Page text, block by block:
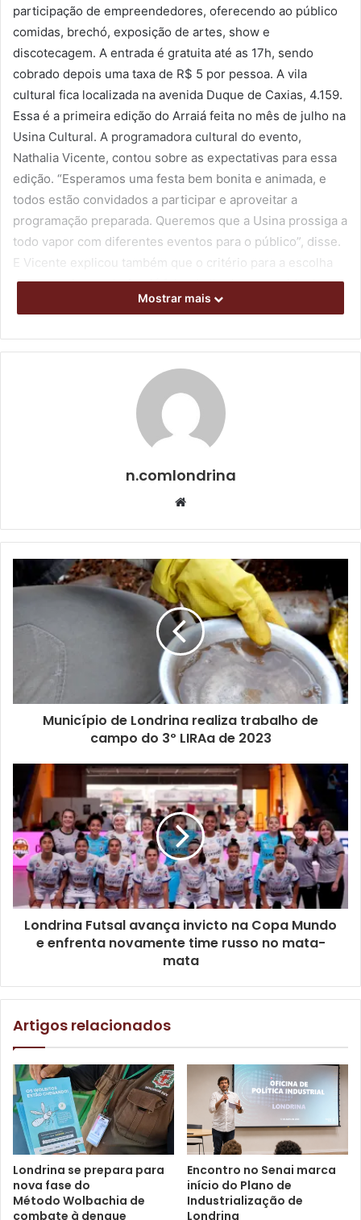
participação de empreendedores, oferecendo ao público
comidas, brechó, exposição de artes, show e
discotecagem. A entrada é gratuita até as 17h, sendo
cobrado depois uma taxa de R$ 5 por pessoa. A vila
cultural fica localizada na avenida Duque de Caxias, 4.159.
Essa é a primeira edição do Arraiá feita no mês de julho na
Usina Cultural. A programadora cultural do evento,
Nathalia Vicente, contou sobre as expectativas para essa
edição. “Esperamos uma festa bem bonita e animada, e
todos estão convidados a participar e aproveitar a
programação preparada. Queremos que a Usina prossiga a
todo vapor com diferentes eventos para o público”, disse.
E Vicente explicou também que o critério para a escolha
dos expositores do Arraiá foi trabalhado no sentido de
trazer estilos variados que agradem a diversos públicos,
um público mais diversificado para o espaço. Por isso,
vamos ter samba, forró e discotecagem de ritmos latinos,
entre outros”, adiantou.
Na parte musical estarão presentes a dupla Duo
Transborda (@duotransborda) com
Rigoni, que vai contar com a parceria da musicista Suy
forró com os artistas Rodolfo Rainer, Palhaço Marimba e
Thainara Pereira. E a programação sonora ainda contará
com a presença de VIKI(@_vi1ky).
A cantora Camila Taari vai participar da feira com o Duo
Transborda. Desde criança, o tema arte e música faz parte
da sua vida. “Essa é uma boa oportunidade para as
pessoas prestigiarem a usina e a arte local, e teremos um
repertório atraente para todo mundo curtir. A Usina é um
espaço pelo qual tenho muito carinho, que já me acolheu
na produção de diversos projetos, e onde já assisti a
muitos colegas e participei de eventos. Espero que a festa
julina traga de volta essa tradição para a Vila. Para mim é
um prazer fazer parte deste evento tão lindo. Escolhemos
um repertório de sambas clássicos, de 1920 a 1990, o fino
do samba”, afirmou.
Outros expositores que estarão presentes são a Loja Madá
(@lojamadacoletiva),com produtos locais feitos
manualmente; e para incentivar a moda sustentável, o
Brechó Fusca Azul (@brecho.fuscazul) e o Velvet
Garimpos (@velvetgarimpo____),e outros produtores
Zanza Roles (@ateliezanzarobles
personalizadas com Rafa Tolújì (@6brafa) e finalizando
com a presença da loja Trecools (@trecools_). E ainda
conta com comes e bebes da
A vila cultural Usina Cultural recebe patrocínio do
Programa Municipal de Incentivo à Cultura (Promic).
Texto: Giulia Carradore, sob supervisão dos jornalistas
do Núcleo de Comunicação da Prefeitura de Londrina
Mostrar mais
n.comlondrina
Website
Município de Londrina realiza trabalho de
campo do 3º LIRAa de 2023
Londrina Futsal avança invicto na Copa Mundo
e enfrenta novamente time russo no mata-
mata
Artigos relacionados
Londrina se prepara para
nova fase do
Método Wolbachia de
combate à dengue
Encontro no Senai marca
início do Plano de
Industrialização de
Londrina